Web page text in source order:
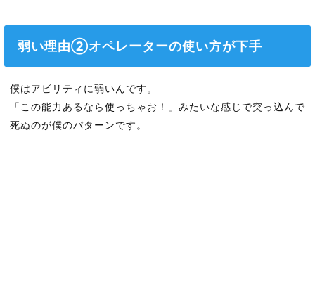
弱い理由②オペレーターの使い方が下手
僕はアビリティに弱いんです。
「この能力あるなら使っちゃお！」みたいな感じで突っ込んで
死ぬのが僕のパターンです。